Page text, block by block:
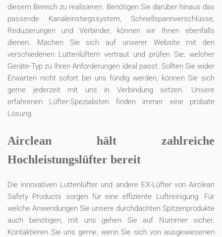
diesem Bereich zu realisieren. Benötigen Sie darüber hinaus das
passende Kanaleinstiegssystem, Schnellspannverschlüsse,
Reduzierungen und Verbinder, können wir Ihnen ebenfalls
dienen. Machen Sie sich auf unserer Website mit den
verschiedenen Luttenlüftern vertraut und prüfen Sie, welcher
Geräte-Typ zu Ihren Anforderungen ideal passt. Sollten Sie wider
Erwarten nicht sofort bei uns fündig werden, können Sie sich
gerne jederzeit mit uns in Verbindung setzen. Unsere
erfahrenen Lüfter-Spezialisten finden immer eine probate
Lösung.
Airclean hält zahlreiche
Hochleistungslüfter bereit
Die innovativen Luttenlüfter und andere EX-Lüfter von Airclean
Safety Products sorgen für eine effiziente Luftreinigung. Für
welche Anwendungen Sie unsere durchdachten Spitzenprodukte
auch benötigen, mit uns gehen Sie auf Nummer sicher.
Kontaktieren Sie uns gerne, wenn Sie sich von ausgewiesenen